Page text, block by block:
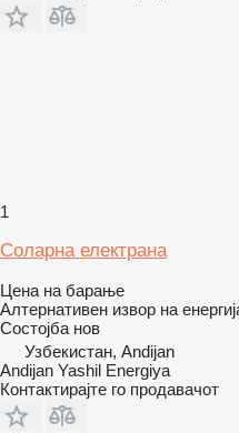
1
Соларна електрана
Цена на барање
Алтернативен извор на
Состојба нов
Узбекистан, Andijan
Andijan Yashil Energiya
Контактирајте го продавачот